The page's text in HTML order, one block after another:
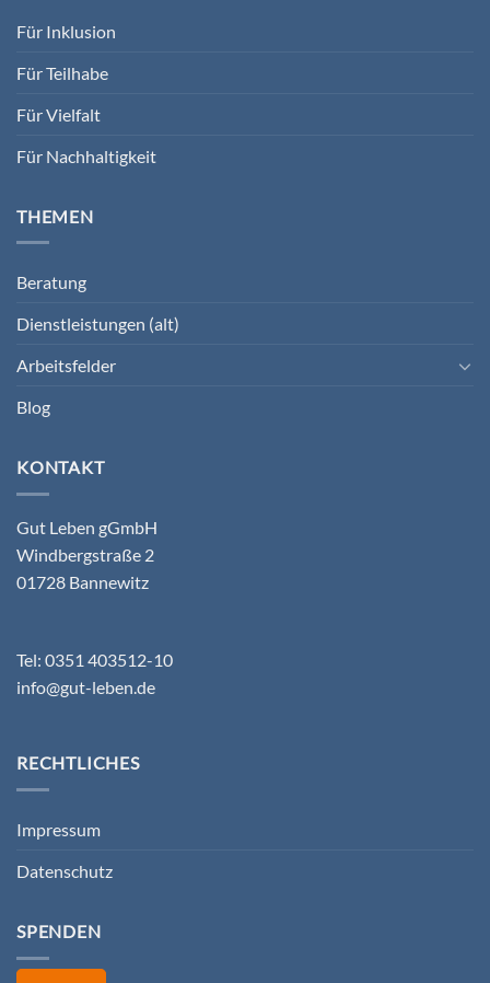
Für Inklusion
Für Teilhabe
Für Vielfalt
Für Nachhaltigkeit
THEMEN
Beratung
Dienstleistungen (alt)
Arbeitsfelder
Blog
KONTAKT
Gut Leben gGmbH
Windbergstraße 2
01728 Bannewitz
Tel: 0351 403512-10
info@gut-leben.de
RECHTLICHES
Impressum
Datenschutz
SPENDEN